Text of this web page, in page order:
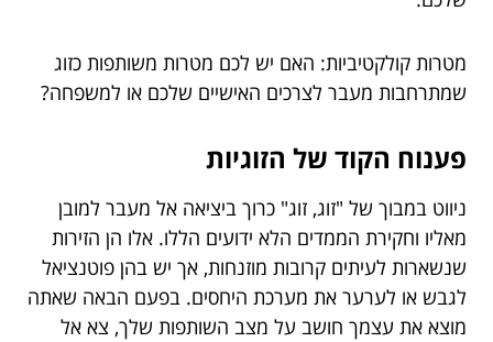
מטרות קולקטיביות: האם יש לכם מטרות משותפות כזוג
שמתרחבות מעבר לצרכים האישיים שלכם או למשפחה?
פענוח הקוד של הזוגיות
ניווט במבוך של "זוג, זוג" כרוך ביציאה אל מעבר למובן
מאליו וחקירת הממדים הלא ידועים הללו. אלו הן הזירות
שנשארות לעיתים קרובות מוזנחות, אך יש בהן פוטנציאל
לגבש או לערער את מערכת היחסים. בפעם הבאה שאתה
מוצא את עצמך חושב על מצב השותפות שלך, צא אל